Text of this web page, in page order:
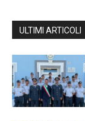
ULTIMI ARTICOLI